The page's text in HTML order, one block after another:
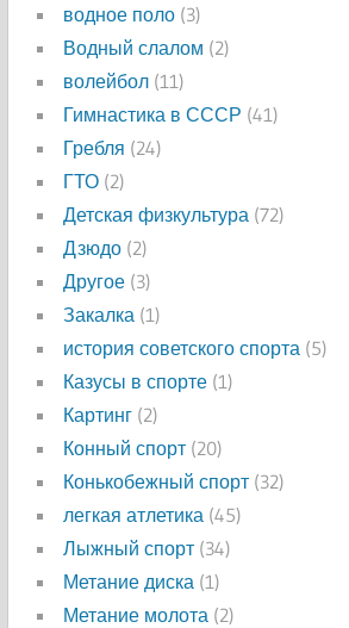
водное поло (3)
Водный слалом (2)
волейбол (11)
Гимнастика в СССР (41)
Гребля (24)
ГТО (2)
Детская физкультура (72)
Дзюдо (2)
Другое (3)
Закалка (1)
история советского спорта (5)
Казусы в спорте (1)
Картинг (2)
Конный спорт (20)
Конькобежный спорт (32)
легкая атлетика (45)
Лыжный спорт (34)
Метание диска (1)
Метание молота (2)